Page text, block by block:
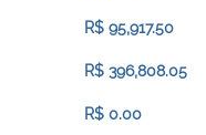
R$ 95,917.50
R$ 396,808.05
R$ 0.00